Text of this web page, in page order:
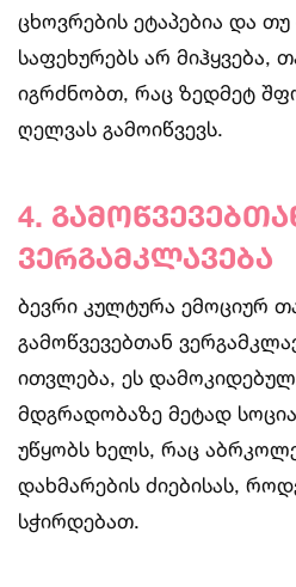
ცხოვრების ეტაპებია და
საფეხურებს არ მიჰყვება,
იგრძნობთ, რაც ზედმეტ
ღელვას გამოიწვევს.
4.
ვერგამკლავება
ბევრი კულტურა ემოციურ
გამოწვევებთან
ითვლება, ეს
მდგრადობაზე მეტად
უწყობს ხელს, რაც
დახმარების ძიებისას,
სჭირდებათ.